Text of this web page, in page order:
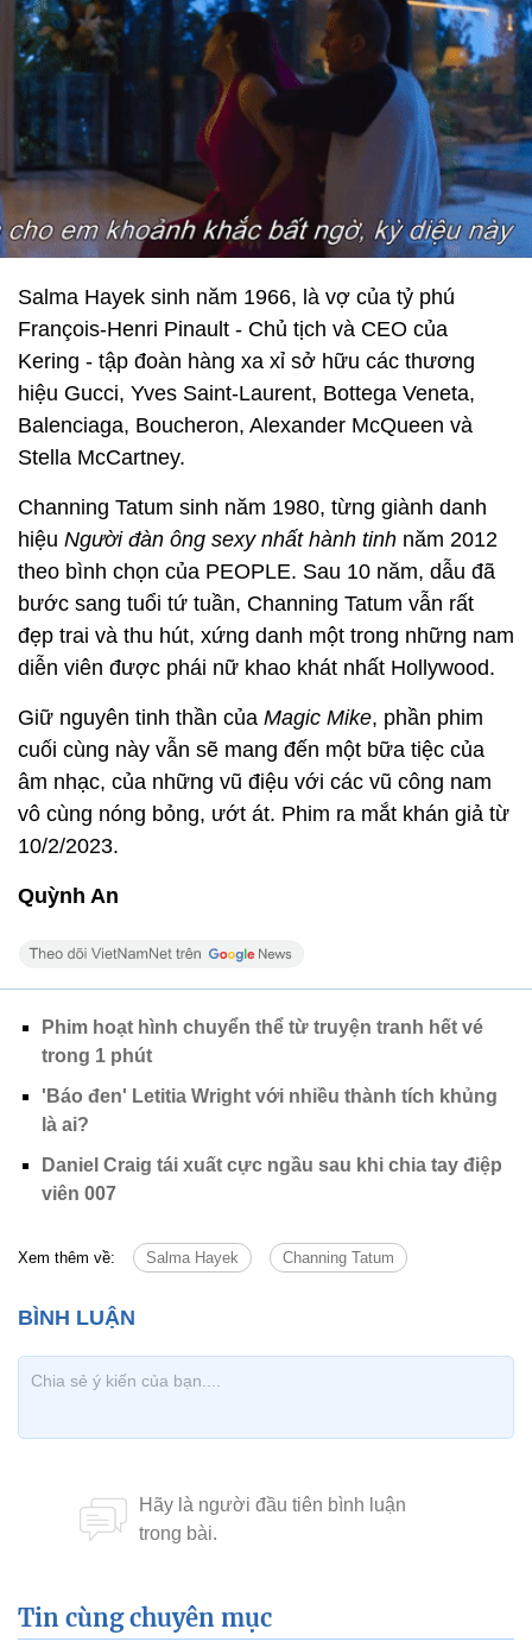
Salma Hayek sinh năm 1966, là vợ của tỷ phú
François-Henri Pinault - Chủ tịch và CEO của
Kering - tập đoàn hàng xa xỉ sở hữu các thương
hiệu Gucci, Yves Saint-Laurent, Bottega Veneta,
Balenciaga, Boucheron, Alexander McQueen và
Stella McCartney.
Channing Tatum sinh năm 1980, từng giành danh
hiệu Người đàn ông sexy nhất hành tinh năm 2012
theo bình chọn của PEOPLE. Sau 10 năm, dẫu đã
bước sang tuổi tứ tuần, Channing Tatum vẫn rất
đẹp trai và thu hút, xứng danh một trong những nam
diễn viên được phái nữ khao khát nhất Hollywood.
Giữ nguyên tinh thần của Magic Mike, phần phim
cuối cùng này vẫn sẽ mang đến một bữa tiệc của
âm nhạc, của những vũ điệu với các vũ công nam
vô cùng nóng bỏng, ướt át. Phim ra mắt khán giả từ
10/2/2023.
Quỳnh An
Phim hoạt hình chuyển thể từ truyện tranh hết vé
trong 1 phút
'Báo đen' Letitia Wright với nhiều thành tích khủng
là ai?
Daniel Craig tái xuất cực ngầu sau khi chia tay điệp
viên 007
Xem thêm về: Salma Hayek Channing Tatum
Tin cùng chuyên mục